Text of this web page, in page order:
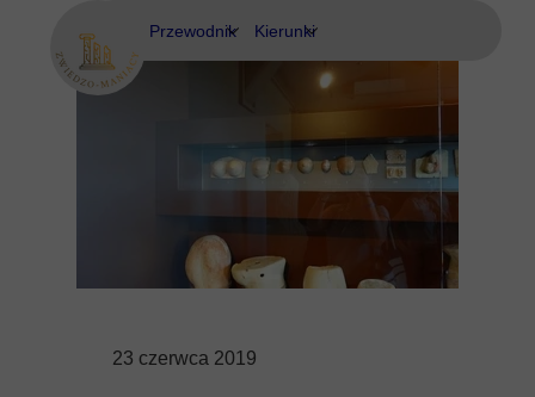
Przewodnik
Rodos
Kierunki
Ateny
Delfy
Eubea
Kalimnos
23 czerwca 2019